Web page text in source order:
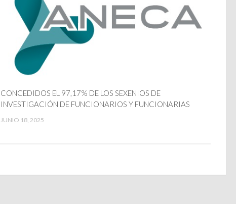
CONCEDIDOS EL 97,17% DE LOS SEXENIOS DE
INVESTIGACIÓN DE FUNCIONARIOS Y FUNCIONARIAS
JUNIO 18, 2025